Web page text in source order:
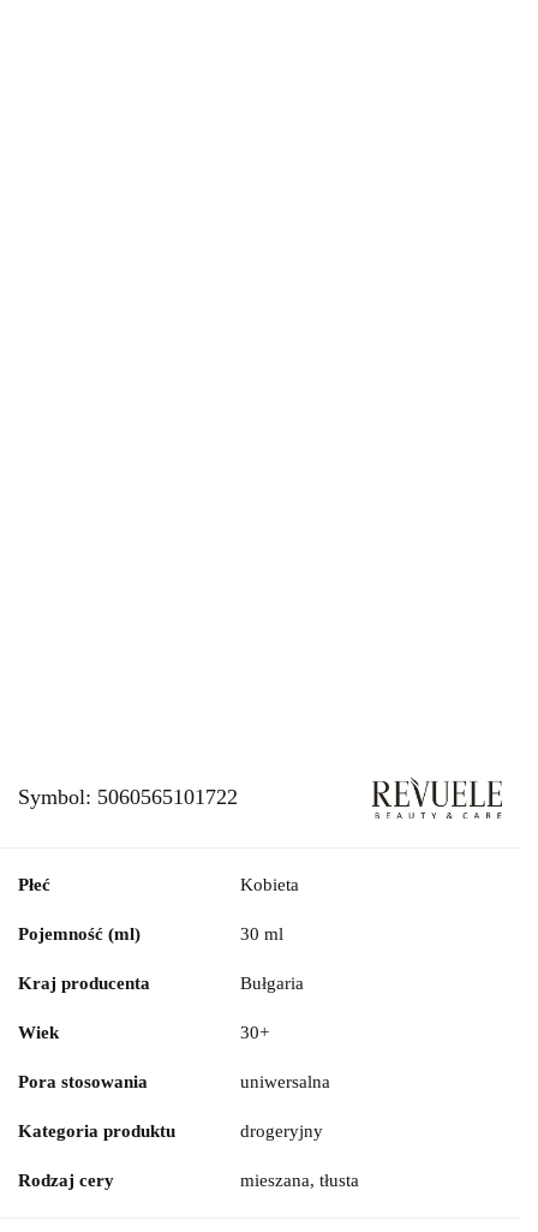
Symbol: 5060565101722
Płeć Kobieta
Pojemność (ml) 30 ml
Kraj producenta Bułgaria
Wiek 30+
Pora stosowania uniwersalna
Kategoria produktu drogeryjny
Rodzaj cery mieszana, tłusta